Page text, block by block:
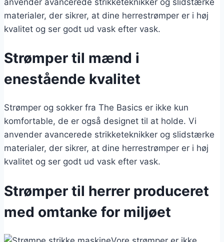
materialer, der sikrer, at dine herrestrømper er i høj
kvalitet og ser godt ud vask efter vask.
Strømper til mænd i
enestående kvalitet
Strømper og sokker fra The Basics er ikke kun
komfortable, de er også designet til at holde. Vi
anvender avancerede strikketeknikker og slidstærke
materialer, der sikrer, at dine herrestrømper er i høj
kvalitet og ser godt ud vask efter vask.
Strømper til herrer produceret
med omtanke for miljøet